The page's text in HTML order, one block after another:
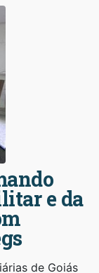
e da
de Goiás